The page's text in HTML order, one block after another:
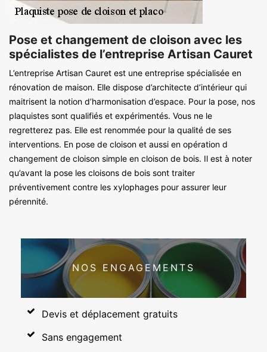
Pose et changement de cloison avec les
spécialistes de l’entreprise Artisan Cauret
L’entreprise Artisan Cauret est une entreprise spécialisée en
rénovation de maison. Elle dispose d’architecte d’intérieur qui
maitrisent la notion d’harmonisation d’espace. Pour la pose, nos
plaquistes sont qualifiés et expérimentés. Vous ne le
regretterez pas. Elle est renommée pour la qualité de ses
interventions. En pose de cloison et aussi en opération d
changement de cloison simple en cloison de bois. Il est à noter
qu’avant la pose les cloisons de bois sont traiter
préventivement contre les xylophages pour assurer leur
pérennité.
NOS ENGAGEMENTS
Devis et déplacement gratuits
Sans engagement